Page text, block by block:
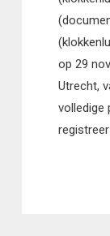
op 29
Utrecht,
volledige